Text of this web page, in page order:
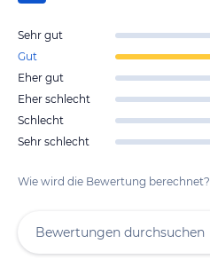
Sehr gut
Gut
Eher gut
Eher schlecht
Schlecht
Sehr schlecht
Wie wird die Bewertung berechnet?